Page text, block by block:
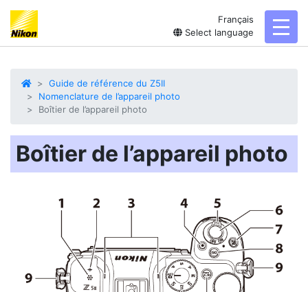
Français
Select language
Guide de référence du Z5II
Nomenclature de l’appareil photo
Boîtier de l’appareil photo
Boîtier de l’appareil photo